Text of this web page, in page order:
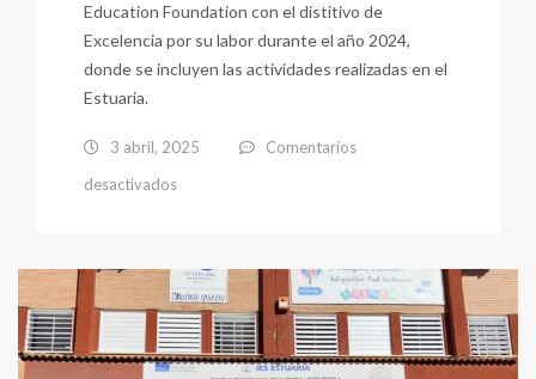
Education Foundation con el distitivo de
Excelencia por su labor durante el año 2024,
donde se incluyen las actividades realizadas en el
Estuaria.
3 abril, 2025
Comentarios
desactivados
Confucio